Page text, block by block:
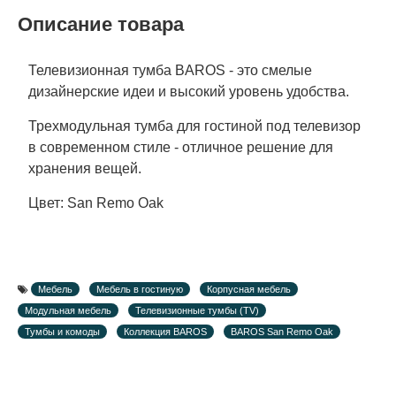
Описание товара
Телевизионная тумба BAROS - это смелые
дизайнерские идеи и высокий уровень удобства.
Трехмодульная тумба для гостиной под телевизор
в современном стиле - отличное решение для
хранения вещей.
Цвет: San Remo Oak
Мебель Мебель в гостиную
Корпусная мебель
Модульная мебель
Телевизионные тумбы (TV)
Тумбы и комоды
Коллекция BAROS BAROS San Remo Oak